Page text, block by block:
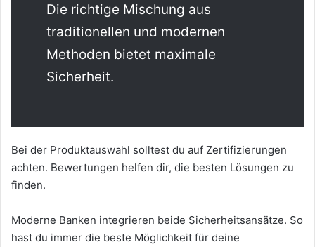
Die richtige Mischung aus
traditionellen und modernen
Methoden bietet maximale
Sicherheit.
Bei der Produktauswahl solltest du auf Zertifizierungen
achten. Bewertungen helfen dir, die besten Lösungen zu
finden.
Moderne Banken integrieren beide Sicherheitsansätze. So
hast du immer die beste Möglichkeit für deine